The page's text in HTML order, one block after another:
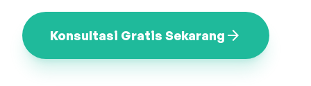
Konsultasi Gratis Sekarang arrow_forward